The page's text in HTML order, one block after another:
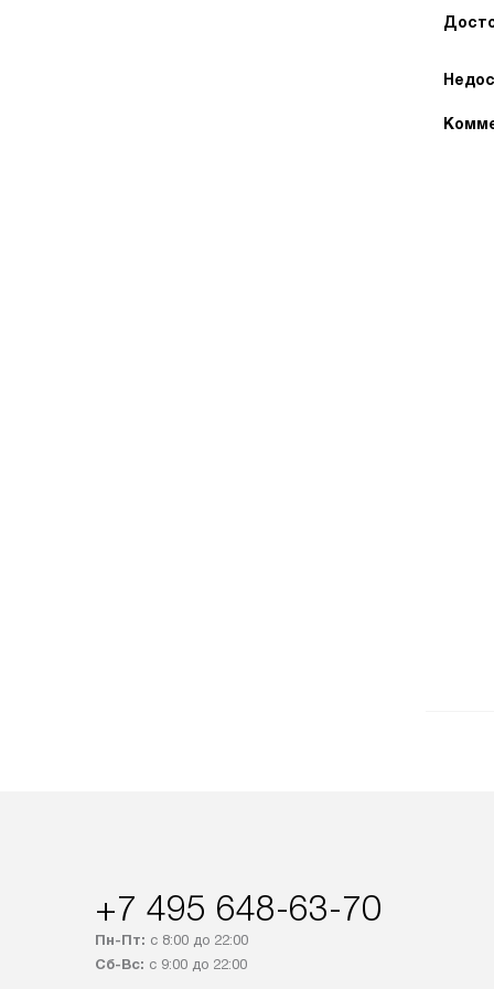
+7 495 648-63-70
Пн-Пт: с 8:00 до 22:00
Сб-Вс: с 9:00 до 22:00